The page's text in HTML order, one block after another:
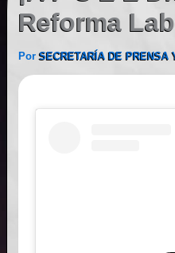
Reforma
PorSECRETARÍA DE PRENSA